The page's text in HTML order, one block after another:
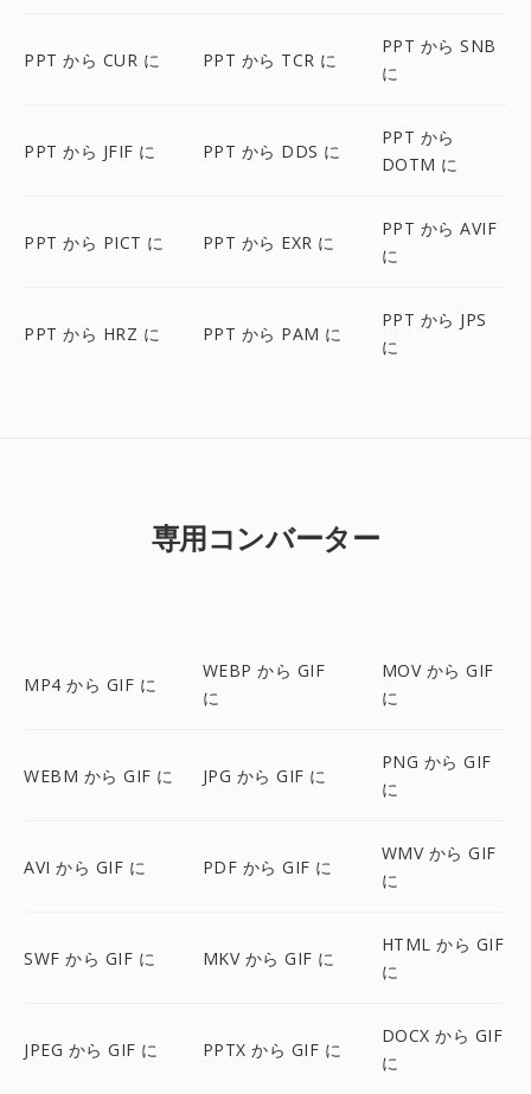
PPT から CUR に PPT から TCR に
PPT から SNB
に
PPT から JFIF に PPT から DDS に
PPT から
DOTM に
PPT から PICT に PPT から EXR に
PPT から AVIF
に
PPT から HRZ に PPT から PAM に
PPT から JPS
に
専用コンバーター
MP4 から GIF に
WEBP から GIF
に
MOV から GIF
に
WEBM から GIF に JPG から GIF に
PNG から GIF
に
AVI から GIF に PDF から GIF に
WMV から GIF
に
SWF から GIF に MKV から GIF に
HTML から GIF
に
JPEG から GIF に PPTX から GIF に
DOCX から GIF
に